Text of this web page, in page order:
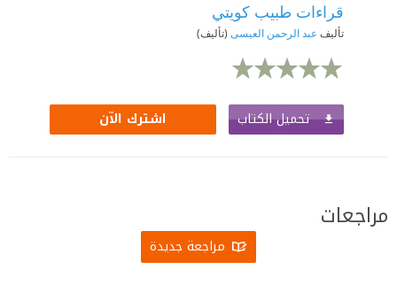
قراءات طبيب كويتي
تأليف عبد الرحمن العيسى (تأليف)
تحميل الكتاب اشترك الآن
مراجعات
مراجعة جديدة